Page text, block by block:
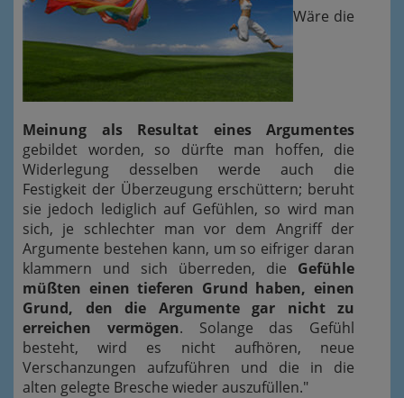
Wäre die
Meinung als Resultat eines Argumentes
gebildet worden, so dürfte man hoffen, die
Widerlegung desselben werde auch die
Festigkeit der Überzeugung erschüttern; beruht
sie jedoch lediglich auf Gefühlen, so wird man
sich, je schlechter man vor dem Angriff der
Argumente bestehen kann, um so eifriger daran
klammern und sich überreden, die Gefühle
müßten einen tieferen Grund haben, einen
Grund, den die Argumente gar nicht zu
erreichen vermögen. Solange das Gefühl
besteht, wird es nicht aufhören, neue
Verschanzungen aufzuführen und die in die
alten gelegte Bresche wieder auszufüllen."